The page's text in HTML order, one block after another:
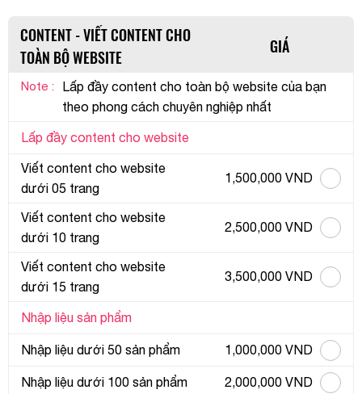
CONTENT - VIẾT CONTENT CHO
TOÀN BỘ WEBSITE
GIÁ
Note :
Lấp đầy content cho toàn bộ website của bạn
theo phong cách chuyên nghiệp nhất
Lấp đầy content cho website
Viết content cho website
dưới 05 trang
1,500,000 VND
Viết content cho website
dưới 10 trang
2,500,000 VND
Viết content cho website
dưới 15 trang
3,500,000 VND
Nhập liệu sản phẩm
Nhập liệu dưới 50 sản phẩm 1,000,000 VND
Nhập liệu dưới 100 sản phẩm 2,000,000 VND